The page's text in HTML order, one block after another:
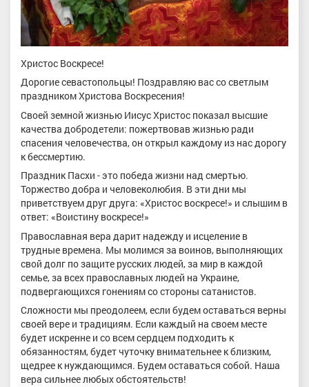
Христос Воскресе!
Дорогие севастопольцы! Поздравляю вас со светлым
праздником Христова Воскресения!
Своей земной жизнью Иисус Христос показал высшие
качества добродетели: пожертвовав жизнью ради
спасения человечества, он открыл каждому из нас дорогу
к бессмертию.
Праздник Пасхи - это победа жизни над смертью.
Торжество добра и человеколюбия. В эти дни мы
приветствуем друг друга: «Христос воскресе!» и слышим в
ответ: «Воистину воскресе!»
Православная вера дарит надежду и исцеление в
трудные времена. Мы молимся за воинов, выполняющих
свой долг по защите русских людей, за мир в каждой
семье, за всех православных людей на Украине,
подвергающихся гонениям со стороны сатанистов.
Сложности мы преодолеем, если будем оставаться верны
своей вере и традициям. Если каждый на своем месте
будет искренне и со всем сердцем подходить к
обязанностям, будет чуточку внимательнее к близким,
щедрее к нуждающимся. Будем оставаться собой. Наша
вера сильнее любых обстоятельств!